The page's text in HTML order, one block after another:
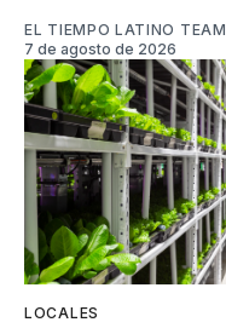
EL TIEMPO LATINO TEAM
7 de agosto de 2026
LOCALES